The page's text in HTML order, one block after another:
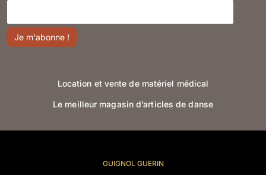
Location et vente de matériel médical
Le meilleur magasin d’articles de danse
GUIGNOL GUERIN